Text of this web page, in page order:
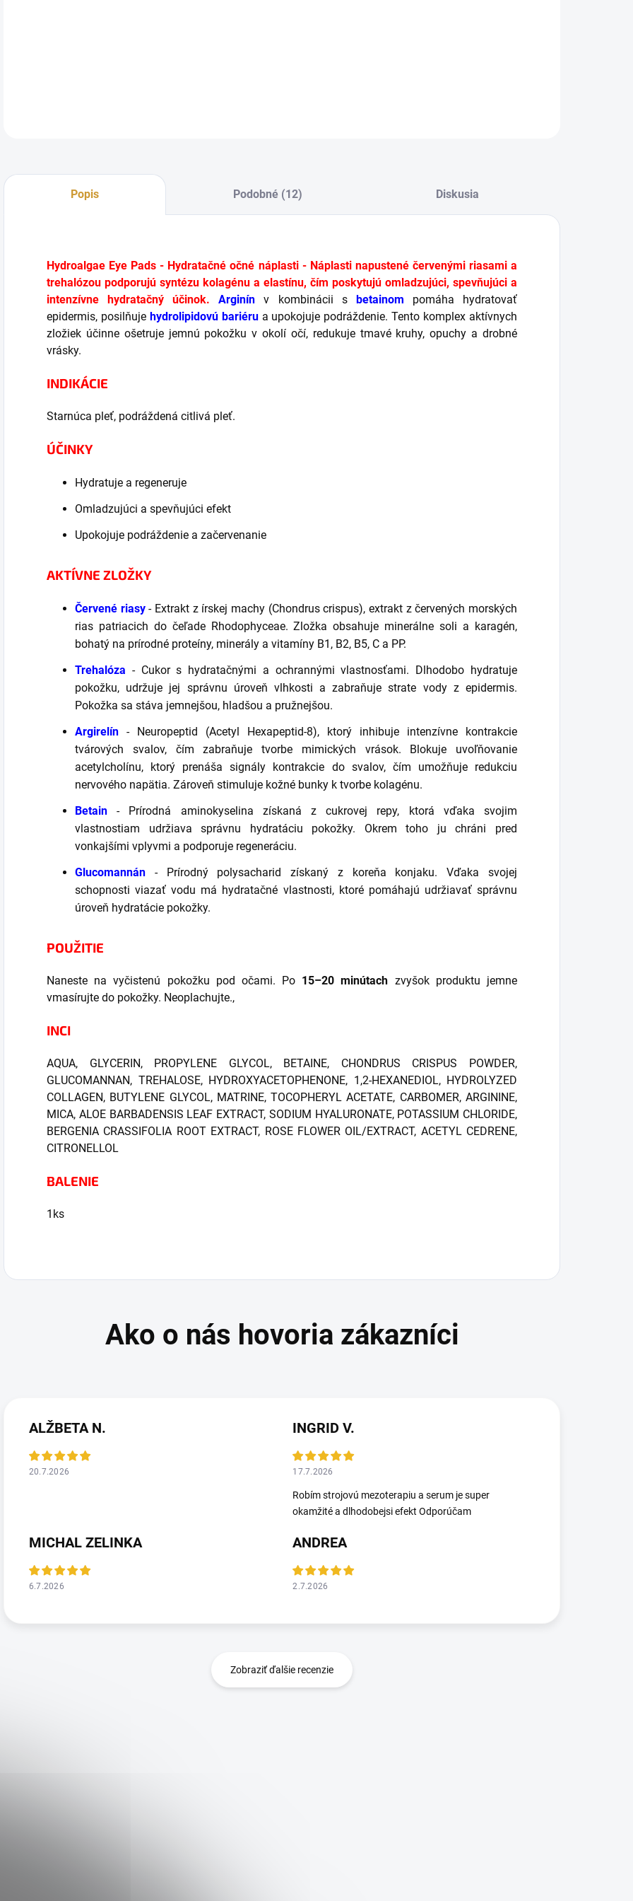
Popis Podobné (12) Diskusia
Hydroalgae Eye Pads - Hydratačné očné náplasti - Náplasti napustené červenými riasami a
trehalózou podporujú syntézu kolagénu a elastínu, čím poskytujú omladzujúci, spevňujúci a
intenzívne hydratačný účinok.Arginín v kombinácii s betainom pomáha hydratovať
epidermis, posilňuje hydrolipidovú bariérua upokojuje podráždenie. Tento komplex aktívnych
zložiek účinne ošetruje jemnú pokožku v okolí očí, redukuje tmavé kruhy, opuchy a drobné
vrásky.
INDIKÁCIE
Starnúca pleť, podráždená citlivá pleť.
ÚČINKY
Hydratuje a regeneruje
Omladzujúci a spevňujúci efekt
Upokojuje podráždenie a začervenanie
AKTÍVNE ZLOŽKY
Červené riasy- Extrakt z írskej machy (Chondrus crispus), extrakt z červených morských
rias patriacich do čeľade Rhodophyceae. Zložka obsahuje minerálne soli a karagén,
bohatý na prírodné proteíny, minerály a vitamíny B1, B2, B5, C a PP.
Trehalóza - Cukor s hydratačnými a ochrannými vlastnosťami. Dlhodobo hydratuje
pokožku, udržuje jej správnu úroveň vlhkosti a zabraňuje strate vody z epidermis.
Pokožka sa stáva jemnejšou, hladšou a pružnejšou.
Argirelín - Neuropeptid (Acetyl Hexapeptid-8), ktorý inhibuje intenzívne kontrakcie
tvárových svalov, čím zabraňuje tvorbe mimických vrások. Blokuje uvoľňovanie
acetylcholínu, ktorý prenáša signály kontrakcie do svalov, čím umožňuje redukciu
nervového napätia. Zároveň stimuluje kožné bunky k tvorbe kolagénu.
Betain - Prírodná aminokyselina získaná z cukrovej repy, ktorá vďaka svojim
vlastnostiam udržiava správnu hydratáciu pokožky. Okrem toho ju chráni pred
vonkajšími vplyvmi a podporuje regeneráciu.
Glucomannán - Prírodný polysacharid získaný z koreňa konjaku. Vďaka svojej
schopnosti viazať vodu má hydratačné vlastnosti, ktoré pomáhajú udržiavať správnu
úroveň hydratácie pokožky.
POUŽITIE
Naneste na vyčistenú pokožku pod očami. Po 15–20 minútach zvyšok produktu jemne
vmasírujte do pokožky. Neoplachujte.,
INCI
AQUA, GLYCERIN, PROPYLENE GLYCOL, BETAINE, CHONDRUS CRISPUS POWDER,
GLUCOMANNAN, TREHALOSE, HYDROXYACETOPHENONE, 1,2-HEXANEDIOL, HYDROLYZED
COLLAGEN, BUTYLENE GLYCOL, MATRINE, TOCOPHERYL ACETATE, CARBOMER, ARGININE,
MICA, ALOE BARBADENSIS LEAF EXTRACT, SODIUM HYALURONATE, POTASSIUM CHLORIDE,
BERGENIA CRASSIFOLIA ROOT EXTRACT, ROSE FLOWER OIL/EXTRACT, ACETYL CEDRENE,
CITRONELLOL
BALENIE
1ks
ALŽBETA N.
20.7.2026
INGRID V.
17.7.2026
Robím strojovú mezoterapiu a serum je super
okamžité a dlhodobejsi efekt Odporúčam
MICHAL ZELINKA
6.7.2026
ANDREA
2.7.2026
Zobraziť ďalšie recenzie